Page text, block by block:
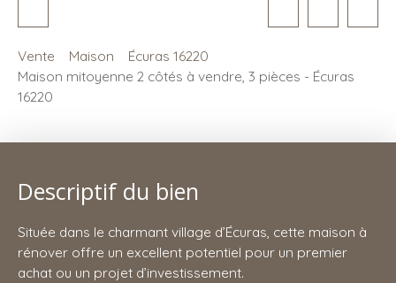
Vente Maison
Écuras 16220
Maison mitoyenne 2 côtés à vendre, 3 pièces - Écuras
16220
Descriptif du bien
Située dans le charmant village d’Écuras, cette maison à
rénover offre un excellent potentiel pour un premier
achat ou un projet d’investissement.